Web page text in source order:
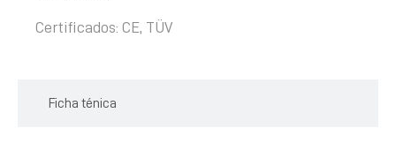
Ficha ténica
Certificados: CE, TÜV